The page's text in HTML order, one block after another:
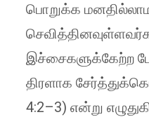
பொறுக்க
இச்சைகளுக்கேற்ற
திரளாக
4:2–3) என்று